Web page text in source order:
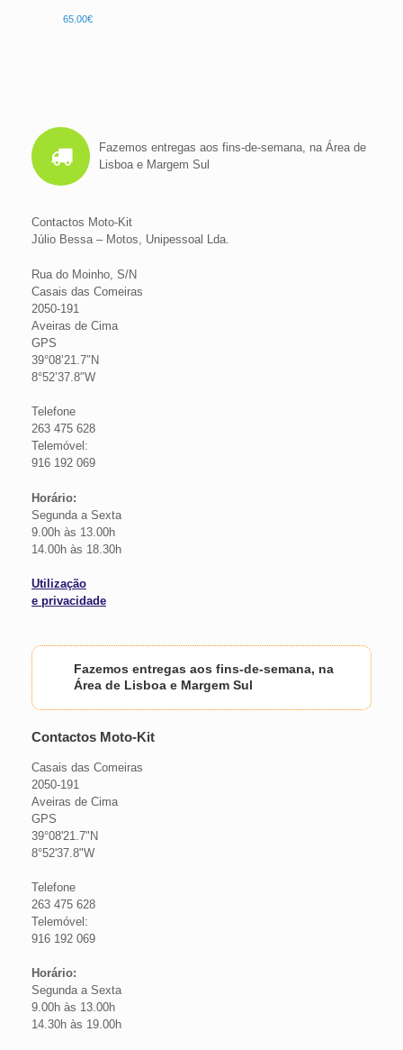
65.00€
Fazemos entregas aos fins-de-semana, na Área de
Lisboa e Margem Sul
Contactos Moto-Kit
Júlio Bessa – Motos, Unipessoal Lda.
Rua do Moinho, S/N
Casais das Comeiras
2050-191
Aveiras de Cima
GPS
39°08’21.7″N
8°52’37.8″W
Telefone
263 475 628
Telemóvel:
916 192 069
Horário:
Segunda a Sexta
9.00h às 13.00h
14.00h às 18.30h
Utilização
e privacidade
Fazemos entregas aos fins-de-semana, na
Área de Lisboa e Margem Sul
Contactos Moto-Kit
Casais das Comeiras
2050-191
Aveiras de Cima
GPS
39°08'21.7"N
8°52'37.8"W
Telefone
263 475 628
Telemóvel:
916 192 069
Horário:
Segunda a Sexta
9.00h às 13.00h
14.30h às 19.00h